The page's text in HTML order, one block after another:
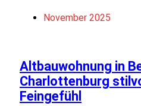
November 2025
Altbauwohnung in
Charlottenburg
Feingefühl